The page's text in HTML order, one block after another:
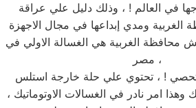
في العالم ! ، وذلك دليل علي عراقة
ومدي إبداعها في مجال الاجهزة
محافظة الغربية هي الغسالة الاولي في
مصر ،
تحصي ! ، تحتوي علي حلة خارجة استلس
امر نادر في الغسالات الاوتوماتيك ،